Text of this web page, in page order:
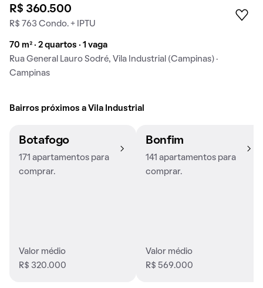
R$ 360.500
R$ 763 Condo. + IPTU
70 m² · 2 quartos · 1 vaga
Rua General Lauro Sodré, Vila Industrial (Campinas) ·
Campinas
Bairros próximos a Vila Industrial
Botafogo
171 apartamentos para
comprar.
Valor médio
R$ 320.000
Bonfim
141 apartamentos para
comprar.
Valor médio
R$ 569.000